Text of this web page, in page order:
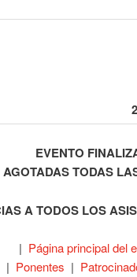
EVENTO
AGOTADAS TODAS
A TODOS LOS
| Página principal del
| Ponentes |